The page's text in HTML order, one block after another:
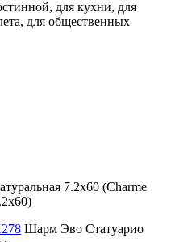
для кухни, для
для общественных
7.2x60 (Charme
Шарм Эво Статуарио